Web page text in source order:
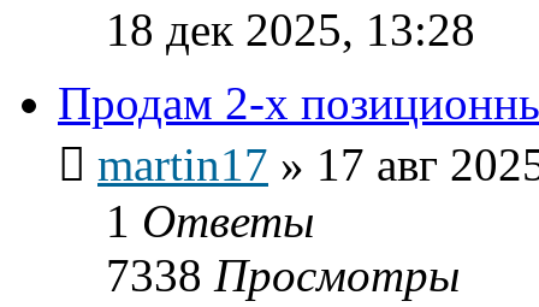
18 дек 2025, 13:28
Продам 2-х
martin17 » 17 авг
1 Ответы
7338 Просмотры